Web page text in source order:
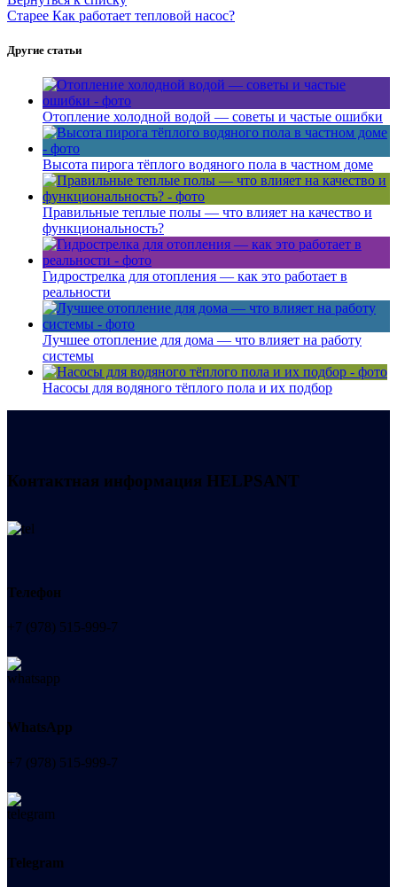
Старее Как работает тепловой насос?
Другие статьи
Отопление холодной водой — советы и частые ошибки
Высота пирога тёплого водяного пола в частном доме
Правильные теплые полы — что влияет на качество и
функциональность?
Гидрострелка для отопления — как это работает в
реальности
Лучшее отопление для дома — что влияет на работу
системы
Насосы для водяного тёплого пола и их подбор
Контактная информация HELPSANT
Телефон
+7 (978) 515-999-7
WhatsApp
+7 (978) 515-999-7
Telegram